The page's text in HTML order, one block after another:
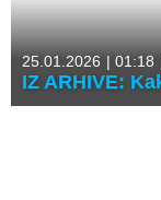
25.01.2026 | 01:18
IZ ARHIVE: